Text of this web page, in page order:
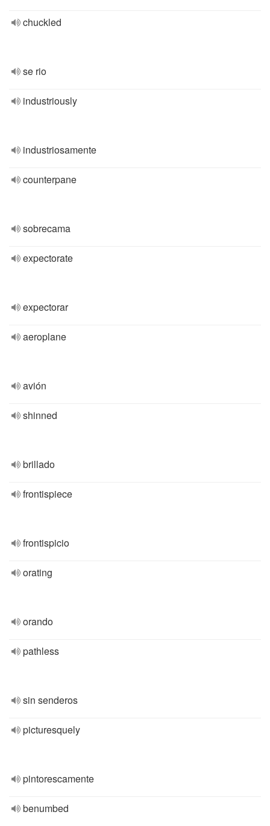
chuckled
se rio
industriously
industriosamente
counterpane
sobrecama
expectorate
expectorar
aeroplane
avión
shinned
brillado
frontispiece
frontispicio
orating
orando
pathless
sin senderos
picturesquely
pintorescamente
benumbed